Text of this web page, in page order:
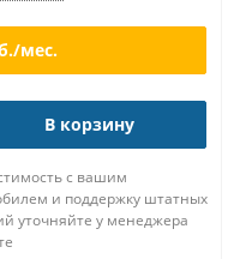
мес.
В корзину
с вашим
и поддержку штатных
уточняйте у менеджера